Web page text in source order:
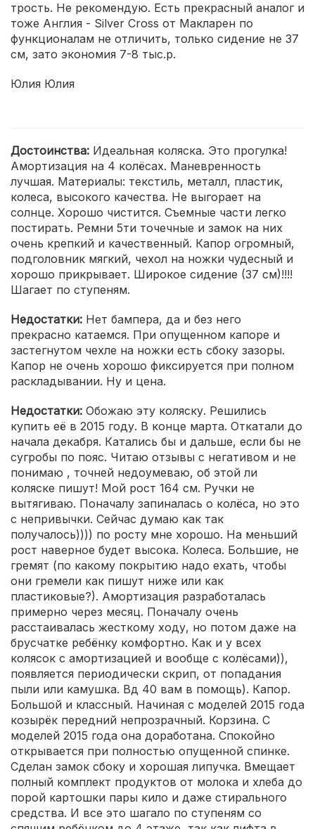
трость. Не рекомендую. Есть прекрасный аналог и
тоже Англия - Silver Cross от Макларен по
функционалам не отличить, только сидение не 37
см, зато экономия 7-8 тыс.р.
Юлия Юлия
Достоинства: Идеальная коляска. Это прогулка!
Амортизация на 4 колёсах. Маневренность
лучшая. Материалы: текстиль, металл, пластик,
колеса, высокого качества. Не выгорает на
солнце. Хорошо чистится. Съемные части легко
постирать. Ремни 5ти точечные и замок на них
очень крепкий и качественный. Капор огромный,
подголовник мягкий, чехол на ножки чудесный и
хорошо прикрывает. Широкое сидение (37 см)!!!!
Шагает по ступеням.
Недостатки: Нет бампера, да и без него
прекрасно катаемся. При опущенном капоре и
застегнутом чехле на ножки есть сбоку зазоры.
Капор не очень хорошо фиксируется при полном
раскладывании. Ну и цена.
Недостатки: Обожаю эту коляску. Решились
купить её в 2015 году. В конце марта. Откатали до
начала декабря. Катались бы и дальше, если бы не
сугробы по пояс. Читаю отзывы с негативом и не
понимаю , точней недоумеваю, об этой ли
коляске пишут! Мой рост 164 см. Ручки не
вытягиваю. Поначалу запиналась о колёса, но это
с непривычки. Сейчас думаю как так
получалось)))) по росту мне хорошо. На меньший
рост наверное будет высока. Колеса. Большие, не
гремят (по какому покрытию надо ехать, чтобы
они гремели как пишут ниже или как
пластиковые?). Амортизация разработалась
примерно через месяц. Поначалу очень
расстаивалась жесткому ходу, но потом даже на
брусчатке ребёнку комфортно. Как и у всех
колясок с амортизацией и вообще с колёсами)),
появляется периодически скрип, от попадания
пыли или камушка. Вд 40 вам в помощь). Капор.
Большой и классный. Начиная с моделей 2015 года
козырёк передний непрозрачный. Корзина. С
моделей 2015 года она доработана. Спокойно
открывается при полностью опущенной спинке.
Сделан замок сбоку и хорошая липучка. Вмещает
полный комплект продуктов от молока и хлеба до
порой картошки пары кило и даже стирального
средства. И все это шагало по ступеням со